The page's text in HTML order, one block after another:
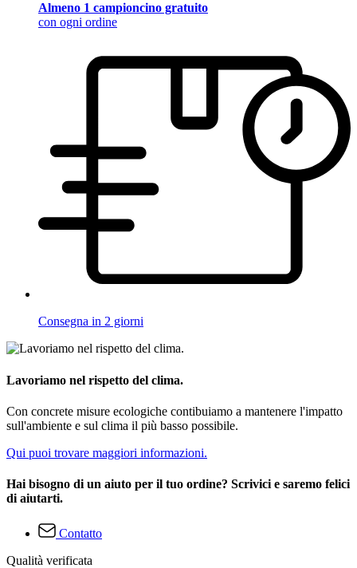
Almeno 1 campioncino gratuito
con ogni ordine
Consegna in 2 giorni
Lavoriamo nel rispetto del clima.
Con concrete misure ecologiche contibuiamo a mantenere l'impatto
sull'ambiente e sul clima il più basso possibile.
Qui puoi trovare maggiori informazioni.
Hai bisogno di un aiuto per il tuo ordine? Scrivici e saremo felici
di aiutarti.
Contatto
Qualità verificata